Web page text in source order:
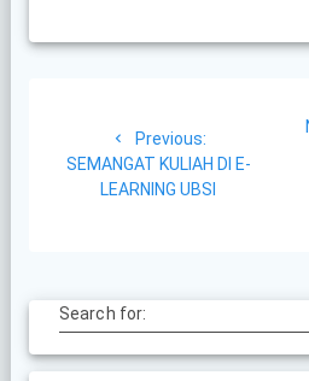
navigation
Previous:
post:
SEMANGAT KULIAH DI E-
LEARNING UBSI
Search for: